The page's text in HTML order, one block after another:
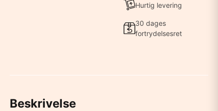
Hurtig levering
30 dages
fortrydelsesret
Beskrivelse